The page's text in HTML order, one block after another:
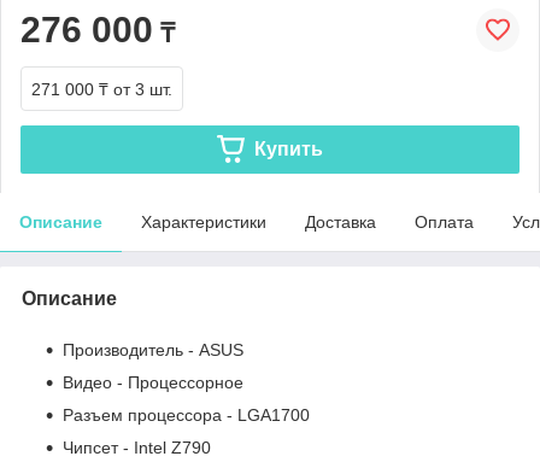
276 000 ₸
271 000 ₸ от 3 шт.
Купить
Описание Характеристики Доставка Оплата
Описание
Производитель - ASUS
Видео - Процессорное
Разъем процессора - LGA1700
Чипсет - Intel Z790